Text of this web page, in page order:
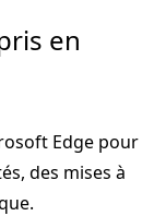
en
Edge pour
des mises à